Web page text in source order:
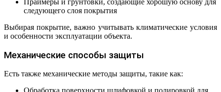
Праймеры и грунтовки, создающие хорошую основу для
следующего слоя покрытия
Выбирая покрытие, важно учитывать климатические условия
и особенности эксплуатации объекта.
Механические способы защиты
Есть также механические методы защиты, такие как: